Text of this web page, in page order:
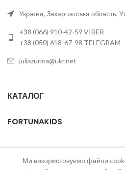
Україна, Закарпатська область,
+38 (066) 910-42-59 VIBER
+38 (050) 618-67-98 TELEGRAM
juliazurina@ukr.net
КАТАЛОГ
FORTUNAKIDS
2023 FortunaKids Всі
Ми використовуємо файли